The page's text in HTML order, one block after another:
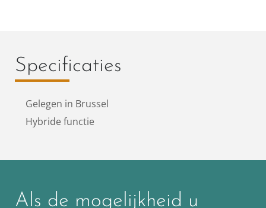
Specificaties
Gelegen in Brussel
Hybride functie
Als de mogelijkheid u